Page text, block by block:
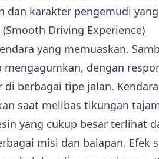
dan karakter pengemudi
Driving Experience)
yang memuaskan.
mengagumkan, dengan
berbagai tipe jalan.
saat melibas tikungan
yang cukup besar terlihat
misi dan balapan. Efek